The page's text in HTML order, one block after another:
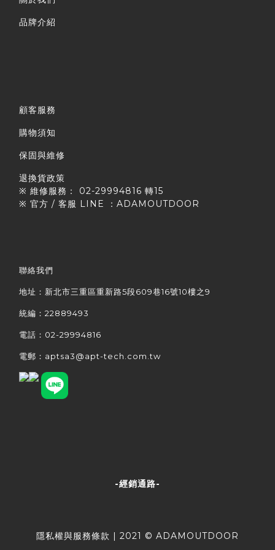
品牌介紹
顧客服務
購物須知
保固與維修
退換貨政策
※ 維修服務： 02-29994816 轉15
※ 官方 / 客服 LINE ：ADAMOUTDOOR
聯絡我們
地址：新北市三重區重新路5段609巷16號10樓之9
統編：22889493
電話：02-29994816
電郵：aptsa3@apt-tech.com.tw
-經銷通路-
隱私權與服務條款 | 2021 © ADAMOUTDOOR